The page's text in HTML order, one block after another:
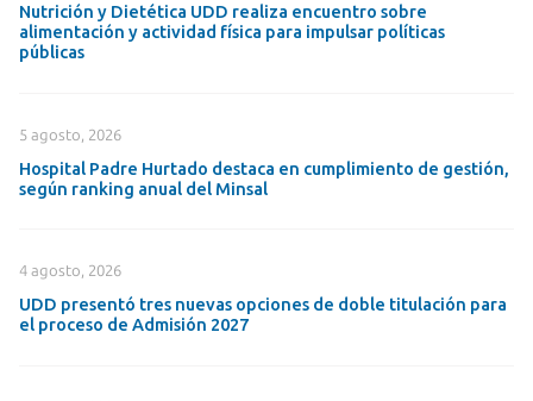
Nutrición y Dietética UDD realiza encuentro sobre
alimentación y actividad física para impulsar políticas
públicas
5 agosto, 2026
Hospital Padre Hurtado destaca en cumplimiento de gestión,
según ranking anual del Minsal
4 agosto, 2026
UDD presentó tres nuevas opciones de doble titulación para
el proceso de Admisión 2027